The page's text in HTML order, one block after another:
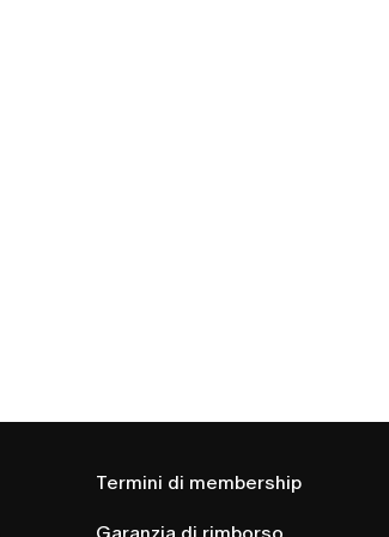
Termini di membership